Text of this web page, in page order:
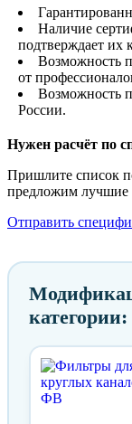
Наличие
подтверждает их
Возможность
от
Возможность
России.
Нужен расчёт по
Пришлите список
предложим лучшие
Отправить
категории: